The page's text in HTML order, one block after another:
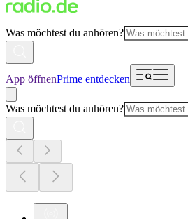
Was möchtest du anhören?
App öffnenPrime entdecken
Was möchtest du anhören?